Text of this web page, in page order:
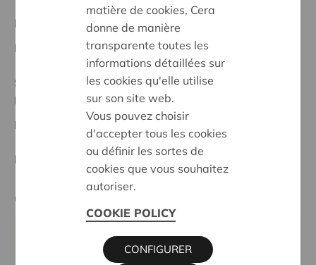
Projet régional
Date de début:30/05/2024
Statut:
Demerland
Date de décision:
30/05/2024
Décision: Approuvé
Cera contact
KRISTIEN MARTENS
016 27 96 58
matière de cookies, Cera
donne de manière
transparente toutes les
informations détaillées sur
les cookies qu'elle utilise
sur son site web.
Vous pouvez choisir
d'accepter tous les cookies
ou définir les sortes de
cookies que vous souhaitez
autoriser.
COOKIE POLICY
CONFIGURER